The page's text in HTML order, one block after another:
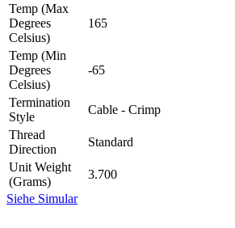
Temp (Max
Degrees
Celsius)
165
Temp (Min
Degrees
Celsius)
-65
Termination
Style
Cable - Crimp
Thread
Direction
Standard
Unit Weight
(Grams)
3.700
Siehe Simular